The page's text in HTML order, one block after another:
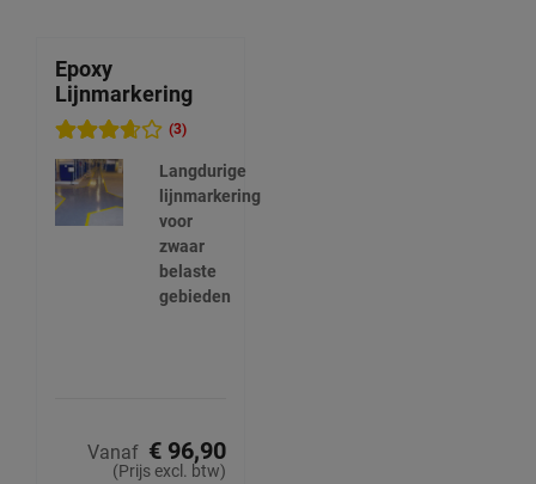
Epoxy
Lijnmarkering
(3)
Langdurige
lijnmarkering
voor
zwaar
belaste
gebieden
Vanaf € 96,90
(Prijs excl. btw)